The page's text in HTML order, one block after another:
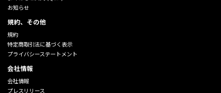
お知らせ
規約、その他
規約
特定商取引法に基づく表示
プライバシーステートメント
会社情報
会社情報
プレスリリース